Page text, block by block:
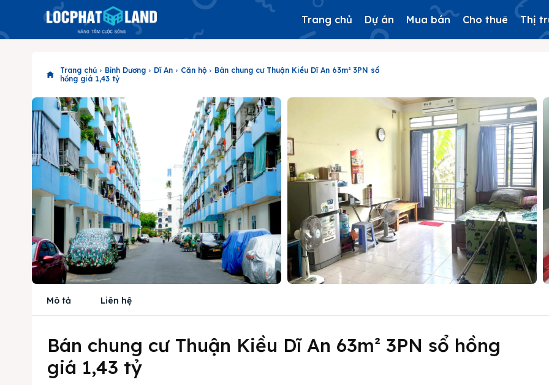
Trang chủ Dự án Mua bán Cho thuê Thị
Trang chủ Bình Dương Dĩ An Căn hộ
Bán chung cư Thuận Kiều Dĩ An 63m² 3PN sổ
hồng giá 1,43 tỷ
Mô tả Liên hệ
Bán chung cư Thuận Kiều Dĩ An 63m² 3PN sổ hồng
giá 1,43 tỷ